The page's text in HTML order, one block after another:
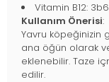
Vitamin B12:
Kullanım Önerisi:
Yavru köpeğinizin
ana öğün olarak
eklenebilir. Taze
edilir.